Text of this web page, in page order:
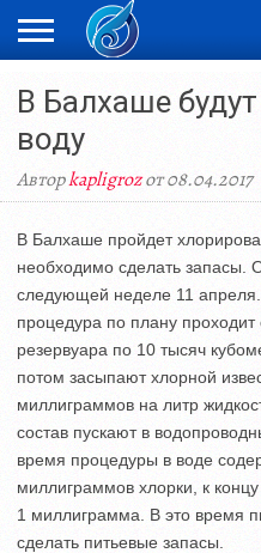
ЖАҢАЛЫҚТАР
НОВОСТИ
ВИДЕО
ФОТОРЕПОРТАЖИ
ОРКЕН
В Балхаше
воду
Авторkapligrozот 08.04.2017
В Балхаше пройдет
необходимо сделать запасы.
следующей неделе 11
процедура по плану проходит
резервуара по 10 тысяч
потом засыпают хлорной
миллиграммов на литр
состав пускают в
время процедуры в воде
миллиграммов хлорки, к
1 миллиграмма. В это время
сделать питьевые запасы.